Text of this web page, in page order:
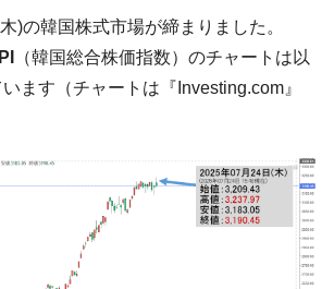
だけ
「信用赦免を何回やっても、何回やっ
に乗り出す。
国「2026年07月の輸出入」絶好調。半導
、輸出全体の41％もある
国･李在明「青年層の雇用状況が悪い。せ
せよう」⇒ どんな雇用対策だソレ。
)の韓国株式市場が締まりました。
（韓国総合株価指数）のチャートは以
ます（チャートは『Investing.com』